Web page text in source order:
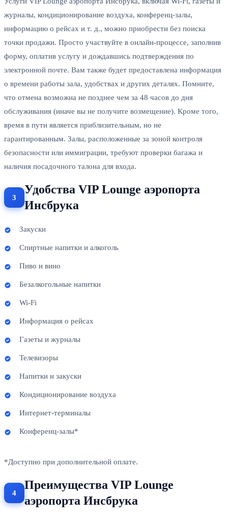
журналы, кондиционирование воздуха, конференц-залы,
информацию о рейсах и т. д., можно приобрести без поиска
точки продажи. Просто участвуйте в онлайн-процессе, заполнив
форму, оплатив услугу и дождавшись подтверждения по
электронной почте. Вам также будет предоставлена информация
о времени работы зала, удобствах и других деталях. Помните,
что отмена возможна не позднее чем за 48 часов до дня
обслуживания (иначе вы не получите возмещение). Кроме того,
время в пути является приблизительным, но не
гарантированным. Залы, расположенные за зоной контроля
безопасности или иммиграции, требуют проверки багажа и
наличия посадочного талона для входа.
Удобства VIP Lounge аэропорта
Инсбрука
Закуски
Спиртные напитки и алкоголь
Пиво и вино
Безалкогольные напитки
Wi-Fi
Информация о рейсах
Газеты и журналы
Телевизоры
Напитки и закуски
Кондиционирование воздуха
Интернет-терминалы
Конференц-залы*
*Доступно при дополнительной оплате.
Преимущества VIP Lounge
аэропорта Инсбрука